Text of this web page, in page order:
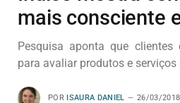
mais consciente
Pesquisa aponta que clientes
para avaliar produtos e serviços
POR ISAURA DANIEL 26/03/2018